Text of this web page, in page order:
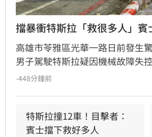
擋暴衝特斯拉「救很多人」賓
高雄市苓雅區光華一路日前發生
男子駕駛特斯拉疑因機械故障失
擊12輛汽機車及單車，所幸僅造
光，竟是擁有1.4萬粉絲的網紅
同時也是嘉義知名甜甜圈店老闆。
-448分鐘前
特斯拉撞12車！目擊者：
賓士擋下救好多人